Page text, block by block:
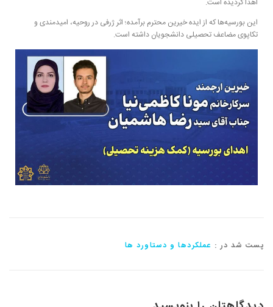
اهدا گردیده است.
این بورسیه‌‌ها که از ایده خیرین محترم برآمده؛ اثر ژرفی در روحیه، امیدمندی و
تکاپوی مضاعف تحصیلی دانشجویان داشته است.
پست شد در : عملکردها و دستاورد ها